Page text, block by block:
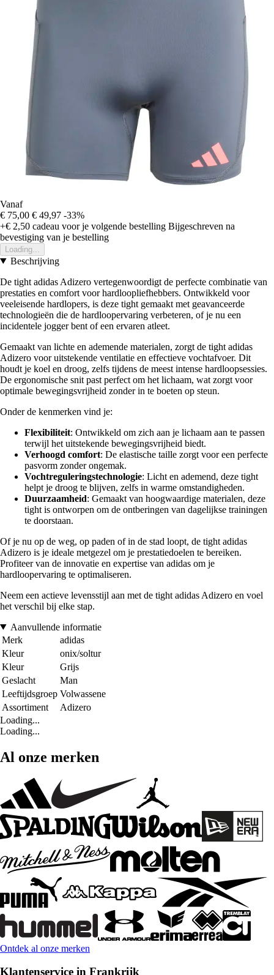
Vanaf
€ 75,00 € 49,97 -33%
+€ 2,50 cadeau voor je volgende bestelling Bijgeschreven na
bevestiging van je bestelling
Loading...
Beschrijving
De tight adidas Adizero vertegenwoordigt de perfecte combinatie van
prestaties en comfort voor hardloopliefhebbers. Ontwikkeld voor
veeleisende hardlopers, is deze tight gemaakt met geavanceerde
technologieën die de hardloopervaring verbeteren, of je nu een
incidentele jogger bent of een ervaren atleet.
Gemaakt van lichte en ademende materialen, zorgt de tight adidas
Adizero voor uitstekende ventilatie en effectieve vochtafvoer. Dit
houdt je koel en droog, zelfs tijdens de meest intense hardloopsessies.
De ergonomische snit past perfect om het lichaam, wat zorgt voor
optimale bewegingsvrijheid zonder in te boeten op steun.
Onder de kenmerken vind je:
Flexibiliteit: Ontwikkeld om zich aan je lichaam aan te passen
terwijl het uitstekende bewegingsvrijheid biedt.
Verhoogd comfort: De elastische taille zorgt voor een perfecte
pasvorm zonder ongemak.
Vochtreguleringstechnologie: Licht en ademend, deze tight
helpt je droog te blijven, zelfs in warme omstandigheden.
Duurzaamheid: Gemaakt van hoogwaardige materialen, deze
tight is ontworpen om de ontberingen van dagelijkse trainingen
te doorstaan.
Of je nu op de weg, op paden of in de stad loopt, de tight adidas
Adizero is je ideale metgezel om je prestatiedoelen te bereiken.
Profiteer van de innovatie en expertise van adidas om je
hardloopervaring te optimaliseren.
Neem een actieve levensstijl aan met de tight adidas Adizero en voel
het verschil bij elke stap.
Aanvullende informatie
Merk
adidas
Kleur
onix/soltur
Kleur
Grijs
Geslacht
Man
Leeftijdsgroep Volwassene
Assortiment
Adizero
Loading...
Loading...
Al onze merken
Ontdek al onze merken
Klantenservice in Frankrijk